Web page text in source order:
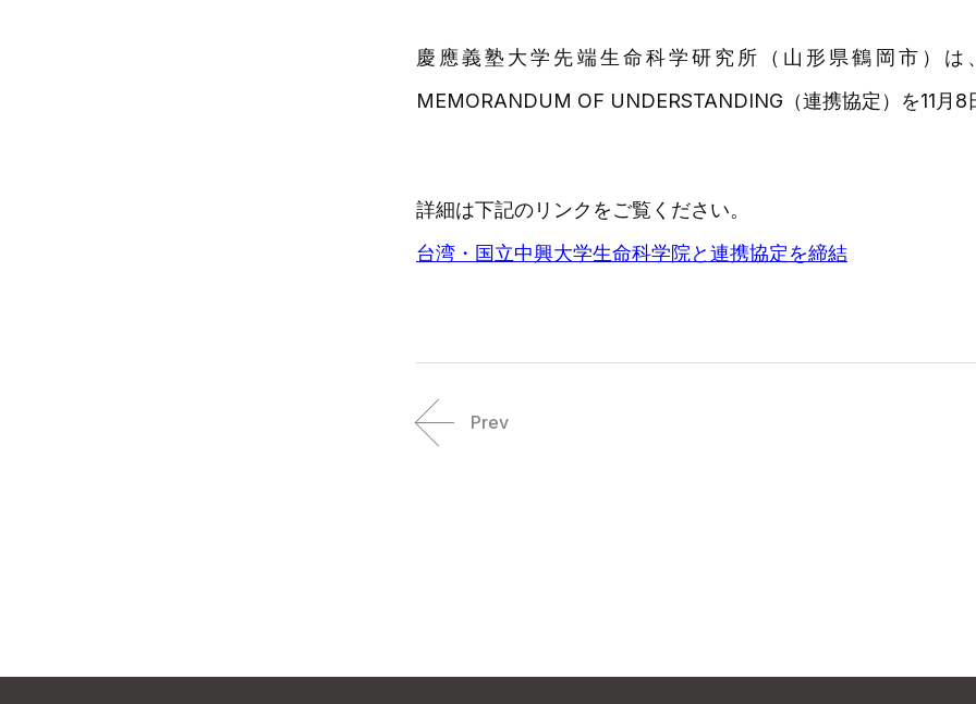
慶應義塾大学先端生命科学研究所（山形県鶴岡市）
MEMORANDUM OF UNDERSTANDING（連携協定）を11月8
詳細は下記のリンクをご覧ください。
台湾・国立中興大学生命科学院と連携協定を締結
Prev